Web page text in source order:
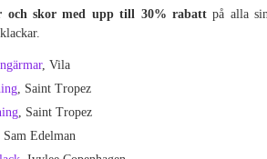
och skor med upp till 30% rabatt på alla
, Vila
, Saint Tropez
, Saint Tropez
Sam Edelman